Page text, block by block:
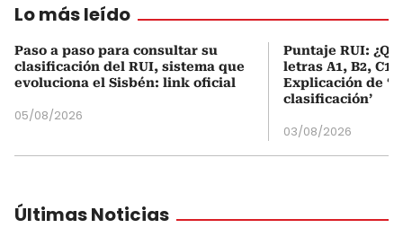
Lo más leído
Paso a paso para consultar su
clasificación del RUI, sistema que
evoluciona el Sisbén: link oficial
05/08/2026
Puntaje RUI:
letras A1, B2, C1
Explicación de
clasificación’
03/08/2026
Últimas Noticias